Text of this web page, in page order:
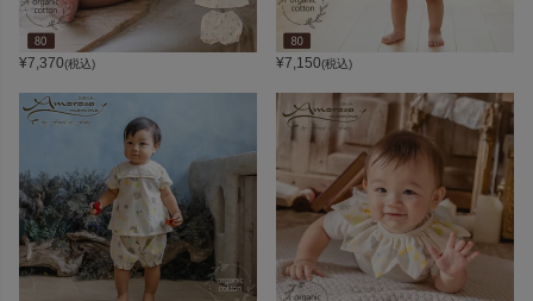
¥7,370(税込) ¥7,150(税込)